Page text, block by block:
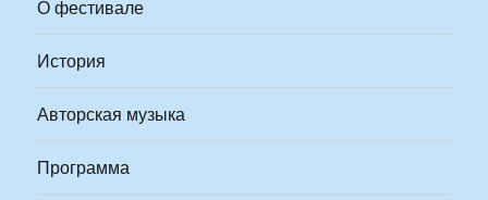
О фестивале
История
Авторская музыка
Программа